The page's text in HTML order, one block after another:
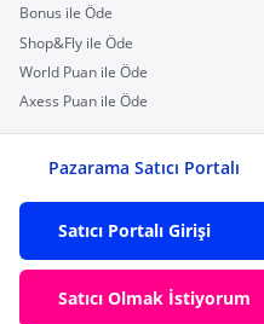
Bonus ile Öde
Shop&Fly ile Öde
World Puan ile Öde
Axess Puan ile Öde
Pazarama Satıcı Portalı
Satıcı Portalı Girişi
Satıcı Olmak İstiyorum